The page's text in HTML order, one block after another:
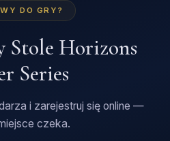
DO GRY?
Stole Horizons
Series
i zarejestruj się online —
czeka.